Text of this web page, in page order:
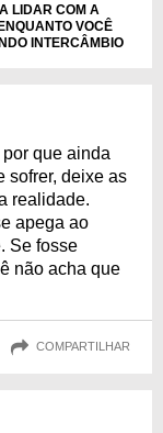
LIDAR COM A
VOCÊ
INTERCÂMBIO
que ainda
sofrer, deixe as
realidade.
apega ao
Se fosse
não acha que
COMPARTILHAR